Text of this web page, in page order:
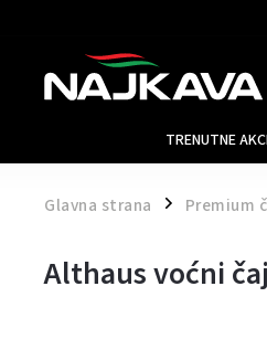
TRENUTNE
Glavna strana / Premium
Althaus voćni